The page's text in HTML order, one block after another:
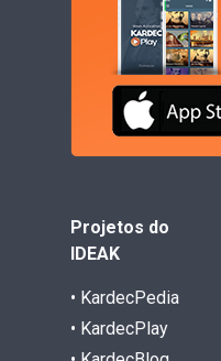
Projetos do
IDEAK
• KardecPedia
• KardecPlay